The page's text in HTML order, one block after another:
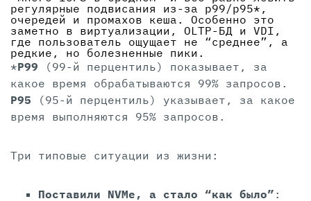
регулярные подвисания из-за p99/p95*,
очередей и промахов кеша. Особенно это
заметно в виртуализации, OLTP-БД и VDI,
где пользователь ощущает не “среднее”, а
редкие, но болезненные пики.
*P99 (99-й перцентиль) показывает, за
какое время обрабатываются 99% запросов.
P95 (95-й перцентиль) указывает, за какое
время выполняются 95% запросов.
Три типовые ситуации из жизни:
Поставили NVMe, а стало “как было” :